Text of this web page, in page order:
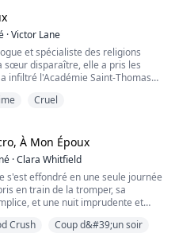
notre anniversaire de mariage, il
et a fait l'amour avec elle dans
piégé pour qu'il signe les pap...
·Victor Lane
et spécialiste des religions
sœur disparaître, elle a pris les
infiltré l'Académie Saint-Thomas
la disparition de sa sœur, Alison
Oliver était charmant mais
Cruel
À Mon Époux
·Clara Whitfield
s'est effondré en une seule journée
en train de la tromper, sa
et une nuit imprudente et
Crush Coup d&#39;un soir